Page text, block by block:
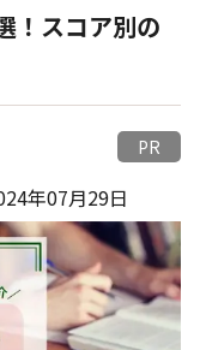
！スコア別の
PR
年07月29日